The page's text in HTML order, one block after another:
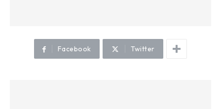
Facebook Twitter